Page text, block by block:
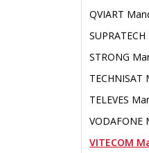
QVIART
STRONG
TECHNISAT
TELEVES
VODAFONE
VITECOM